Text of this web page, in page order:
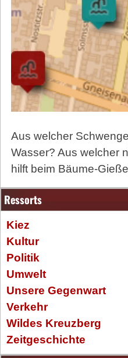
Aus welcher
Wasser? Aus welcher
hilft beim Bäume-
Ressorts
Kiez
Kultur
Politik
Umwelt
Unsere Gegenwart
Verkehr
Wildes Kreuzberg
Zeitgeschichte